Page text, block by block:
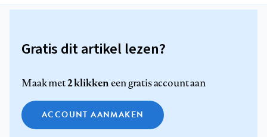
Gratis dit artikel lezen?
Maak met2 klikkeneen gratis account aan
ACCOUNT AANMAKEN